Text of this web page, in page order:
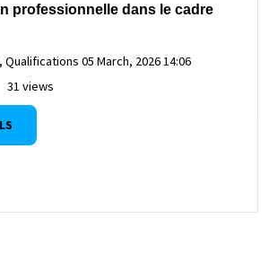
professionnelle dans le cadre
Qualifications 05 March, 2026 14:06
31 views